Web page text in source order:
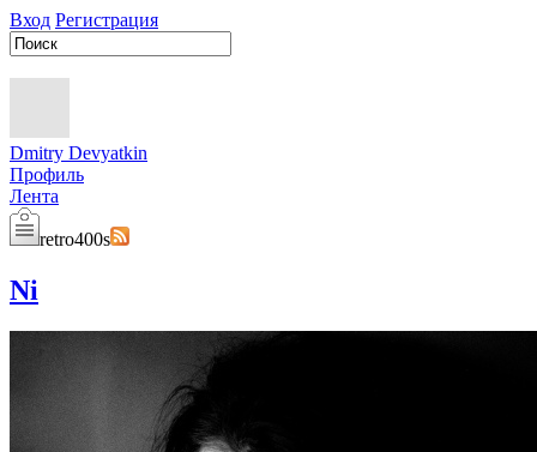
Вход Регистрация
Dmitry Devyatkin
Профиль
Лента
retro400s
Ni